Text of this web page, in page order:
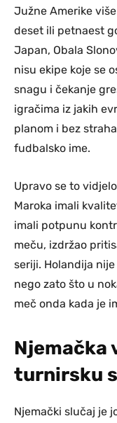
Južne Amerike
deset ili petnaest
Japan, Obala
nisu ekipe koje se
snagu i čekanje
igračima iz jakih
planom i bez
fudbalsko ime.
Upravo se to
Maroka imali
imali potpunu
meču, izdržao
seriji. Holandija
nego zato što u
meč onda kada je
Njemačka
turnirsku
Njemački slučaj je